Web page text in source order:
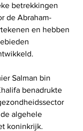
betrekkingen
de Abraham-
en hebben
Salman bin
benadrukte
algehele
koninkrijk.